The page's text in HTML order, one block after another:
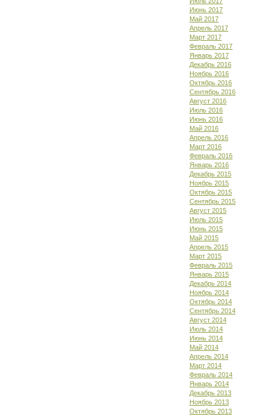
Июнь 2017
Май 2017
Апрель 2017
Март 2017
Февраль 2017
Январь 2017
Декабрь 2016
Ноябрь 2016
Октябрь 2016
Сентябрь 2016
Август 2016
Июль 2016
Июнь 2016
Май 2016
Апрель 2016
Март 2016
Февраль 2016
Январь 2016
Декабрь 2015
Ноябрь 2015
Октябрь 2015
Сентябрь 2015
Август 2015
Июль 2015
Июнь 2015
Май 2015
Апрель 2015
Март 2015
Февраль 2015
Январь 2015
Декабрь 2014
Ноябрь 2014
Октябрь 2014
Сентябрь 2014
Август 2014
Июль 2014
Июнь 2014
Май 2014
Апрель 2014
Март 2014
Февраль 2014
Январь 2014
Декабрь 2013
Ноябрь 2013
Октябрь 2013